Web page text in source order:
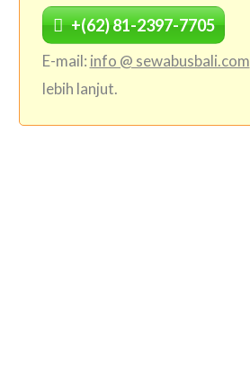
+(62) 81-2397-7705
E-mail: info @ sewabusbali.com
lebih lanjut.